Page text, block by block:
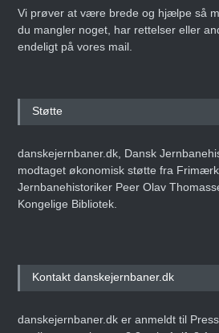
Vi prøver at være brede og hjælpe så
du mangler noget, har rettelser eller
endeligt på vores mail.
Støtte
danskejernbaner.dk, Dansk
modtaget økonomisk støtte fra
Jernbanehistoriker Peer Olav
Kongelige Bibliotek.
Kontakt danskejernbaner.dk
danskejernbaner.dk er anmeldt til